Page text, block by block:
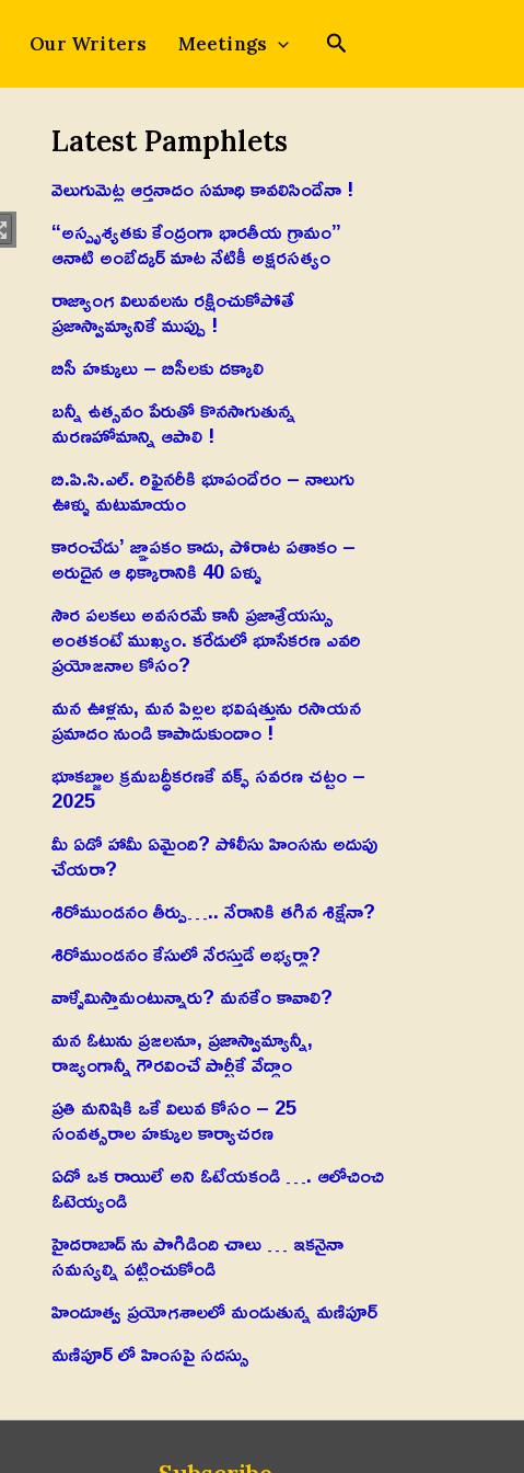
Our Writers Meetings
Latest Pamphlets
వెలుగుమెట్ల ఆర్తనాదం సమాధి కావలిసిందేనా !
“అస్పృశ్యతకు కేంద్రంగా భారతీయ గ్రామం”
ఆనాటి అంబేద్కర్ మాట నేటికీ అక్షరసత్యం
రాజ్యాంగ విలువలను రక్షించుకోపోతే
ప్రజాస్వామ్యానికే ముప్పు !
బిసీ హక్కులు – బిసీలకు దక్కాలి
బన్నీ ఉత్సవం పేరుతో కొనసాగుతున్న
మరణహోమాన్ని ఆపాలి !
బి.పి.సి.ఎల్. రిఫైనరీకి భూపందేరం – నాలుగు
ఊళ్ళు మటుమాయం
కారంచేడు’ జ్ఞాపకం కాదు, పోరాట పతాకం –
అరుదైన ఆ ధిక్కారానికి 40 ఏళ్ళు
సౌర పలకలు అవసరమే కానీ ప్రజాశ్రేయస్సు
అంతకంటే ముఖ్యం. కరేడులో భూసేకరణ ఎవరి
ప్రయోజనాల కోసం?
మన ఊళ్లను, మన పిల్లల భవిషత్తును రసాయన
ప్రమాదం నుండి కాపాడుకుందాం !
భూకబ్జాల క్రమబద్ధీకరణకే వక్ఫ్ సవరణ చట్టం –
2025
మీ ఏడో హామీ ఏమైంది? పోలీసు హింసను అదుపు
చేయరా?
శిరోముండనం తీర్పు….. నేరానికి తగిన శిక్షేనా?
శిరోముండనం కేసులో నేరస్తుడే అభ్యర్థా?
వాళ్ళేమిస్తామంటున్నారు? మనకేం కావాలి?
మన ఓటును ప్రజలనూ, ప్రజాస్వామ్యాన్నీ,
రాజ్యంగాన్నీ గౌరవించే పార్టీకే వేద్దాం
ప్రతి మనిషికి ఒకే విలువ కోసం – 25
సంవత్సరాల హక్కుల కార్యాచరణ
ఏదో ఒక రాయిలే అని ఓటేయకండి …. ఆలోచించి
ఓటెయ్యండి
హైదరాబాద్ ను పొగిడింది చాలు … ఇకనైనా
సమస్యల్ని పట్టించుకోండి
హిందూత్వ ప్రయోగశాలలో మండుతున్న మణిపూర్
మణిపూర్ లో హింసపై సదస్సు